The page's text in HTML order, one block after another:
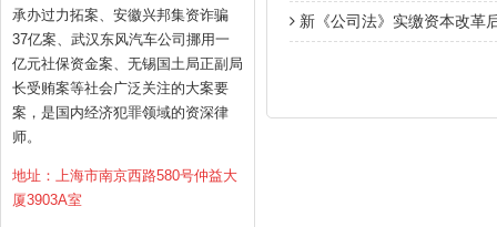
承办过力拓案、安徽兴邦集资诈骗
37亿案、武汉东风汽车公司挪用一
亿元社保资金案、无锡国土局正副局
长受贿案等社会广泛关注的大案要
案，是国内经济犯罪领域的资深律
师。
地址：上海市南京西路580号仲益大
厦3903A室
新《公司法》实缴资本改革